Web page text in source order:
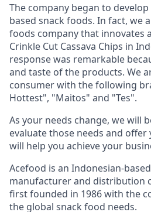
The company began to
based snack foods. In fact, we
foods company that innovates
Crinkle Cut Cassava Chips in
response was remarkable
and taste of the products. We
consumer with the following
Hottest", "Maitos" and "Tes".
As your needs change, we will
evaluate those needs and
will help you achieve your
Acefood is an Indonesian-
manufacturer and distribution
first founded in 1986 with the
the global snack food needs.